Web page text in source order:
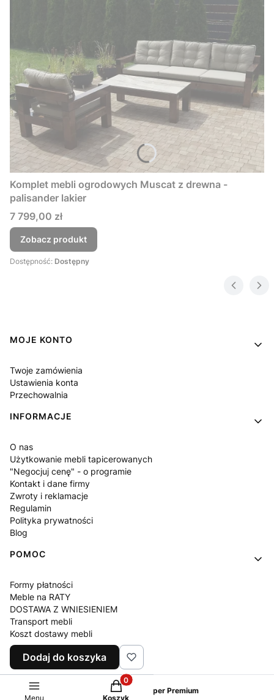
Komplet mebli ogrodowych Muscat z drewna -
palisander lakier
Cena
7 799,00 zł
Zobacz produkt
Dostępność: Dostępny
Linki w stopce
MOJE KONTO
Twoje zamówienia
Ustawienia konta
Przechowalnia
INFORMACJE
O nas
Użytkowanie mebli tapicerowanych
"Negocjuj cenę" - o programie
Kontakt i dane firmy
Zwroty i reklamacje
Regulamin
Polityka prywatności
Blog
POMOC
Formy płatności
Meble na RATY
DOSTAWA Z WNIESIENIEM
Transport mebli
Koszt dostawy mebli
Czas realizacji zamówienia
Często zadawane pytania
Sklep internetowy Shoper Premium
Dodaj do koszyka
Menu
Produkty w koszyku: 0. Zobacz
Koszyk